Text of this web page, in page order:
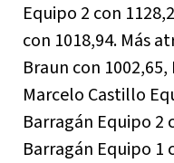
Equipo 2 con
con 1018,94. Más
Braun con
Marcelo Castillo
Barragán Equipo 2
Barragán Equipo 1